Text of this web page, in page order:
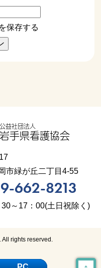
保存する
公益社団法人
岩手県看護協会
市緑が丘二丁目4-55
662-8213
～17：00(土日祝除く)
rights reserved.